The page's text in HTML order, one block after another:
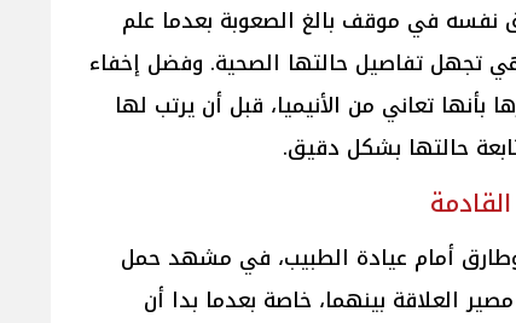
نفسه في موقف بالغ الصعوبة بعدما علم
تجهل تفاصيل حالتها الصحية. وفضل إخفاء
بأنها تعاني من الأنيميا، قبل أن يرتب لها
حالتها بشكل دقيق.
أمام عيادة الطبيب، في مشهد حمل
العلاقة بينهما، خاصة بعدما بدا أن